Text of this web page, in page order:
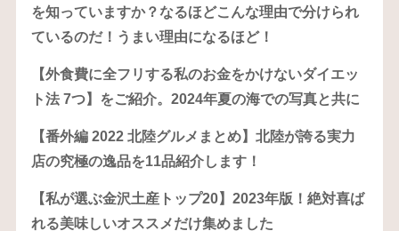
を知っていますか？なるほどこんな理由で分けられ
ているのだ！うまい理由になるほど！
【外食費に全フリする私のお金をかけないダイエッ
ト法 7つ】をご紹介。2024年夏の海での写真と共に
【番外編 2022 北陸グルメまとめ】北陸が誇る実力
店の究極の逸品を11品紹介します！
【私が選ぶ金沢土産トップ20】2023年版！絶対喜ば
れる美味しいオススメだけ集めました